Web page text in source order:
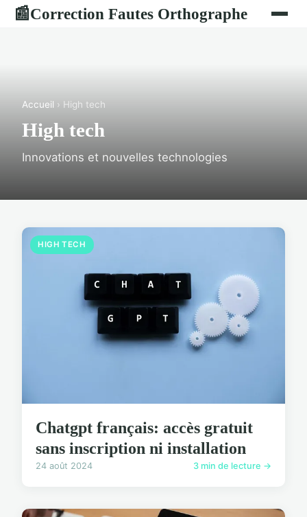
📰Correction Fautes Orthographe
Accueil › High tech
High tech
Innovations et nouvelles technologies
HIGH TECH
Chatgpt français: accès gratuit
sans inscription ni installation
24 août 2024 3 min de lecture →